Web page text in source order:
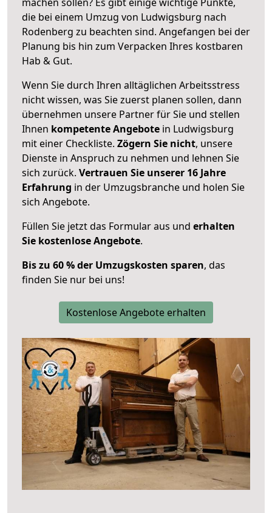
die bei einem Umzug von Ludwigsburg nach
Rodenberg zu beachten sind. Angefangen bei der
Planung bis hin zum Verpacken Ihres kostbaren
Hab & Gut.
Wenn Sie durch Ihren alltäglichen Arbeitsstress
nicht wissen, was Sie zuerst planen sollen, dann
übernehmen unsere Partner für Sie und stellen
Ihnen kompetente Angebote in Ludwigsburg
mit einer Checkliste. Zögern Sie nicht, unsere
Dienste in Anspruch zu nehmen und lehnen Sie
sich zurück. Vertrauen Sie unserer 16 Jahre
Erfahrung in der Umzugsbranche und holen Sie
sich Angebote.
Füllen Sie jetzt das Formular aus und erhalten
Sie kostenlose Angebote.
Bis zu 60 % der Umzugskosten sparen, das
finden Sie nur bei uns!
Kostenlose Angebote erhalten